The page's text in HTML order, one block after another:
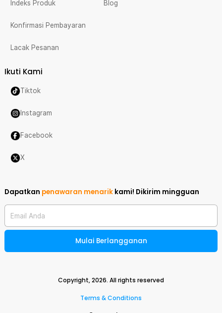
Indeks Produk
Konfirmasi Pembayaran
Lacak Pesanan
Blog
Ikuti Kami
Tiktok
Instagram
Facebook
X
Dapatkan penawaran menarik kami! Dikirim mingguan
Email Anda
Mulai Berlangganan
Copyright,2026. All rights reserved
Terms & Conditions